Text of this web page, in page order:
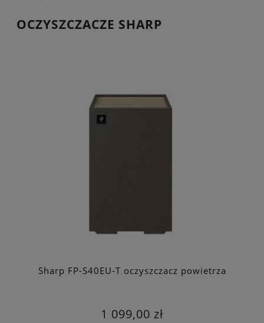
OCZYSZCZACZE SHARP
Sharp FP-S40EU-T oczyszczacz powietrza
1 099,00 zł